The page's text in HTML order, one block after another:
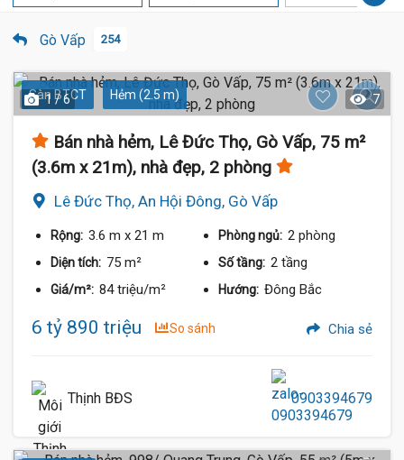
Gò Vấp 254
Sàn BTCT Hẻm (2.5 m)
1 / 6 7
Bán nhà hẻm, Lê Đức Thọ, Gò Vấp, 75 m²
(3.6m x 21m), nhà đẹp, 2 phòng
Lê Đức Thọ, An Hội Đông, Gò Vấp
Rộng: 3.6 m x 21 m Phòng ngủ: 2 phòng
Diện tích: 75 m² Số tầng: 2 tầng
Giá/m²: 84 triệu/m² Hướng: Đông Bắc
6 tỷ 890 triệu So sánh Chia sẻ
Thịnh BĐS 0903394679